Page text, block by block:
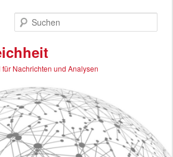
Nachrichten und Analysen